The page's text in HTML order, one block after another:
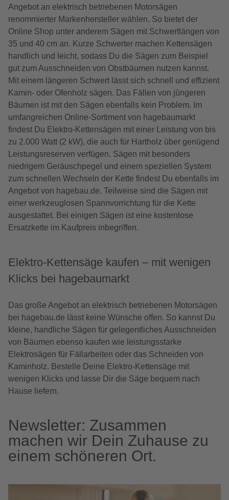
Angebot an elektrisch betriebenen Motorsägen
renommierter Markenhersteller wählen. So bietet der
Online Shop unter anderem Sägen mit Schwertlängen von
35 und 40 cm an. Kurze Schwerter machen Kettensägen
handlich und leicht, sodass Du die Sägen zum Beispiel
gut zum Ausschneiden von Obstbäumen nutzen kannst.
Mit einem längeren Schwert lässt sich schnell und effizient
Kamin- oder Ofenholz sägen. Das Fällen von jüngeren
Bäumen ist mit den Sägen ebenfalls kein Problem. Im
umfangreichen Online-Sortiment von hagebaumarkt
findest Du Elektro-Kettensägen mit einer Leistung von bis
zu 2.000 Watt (2 kW), die auch für Hartholz über genügend
Leistungsreserven verfügen. Sägen mit besonders
niedrigem Geräuschpegel und einem speziellen System
zum schnellen Wechseln der Kette findest Du ebenfalls im
Angebot von hagebau.de. Teilweise sind die Sägen mit
einer werkzeuglosen Spannvorrichtung für die Kette
ausgestattet. Bei einigen Sägen ist eine kostenlose
Ersatzkette im Kaufpreis inbegriffen.
Elektro-Kettensäge kaufen – mit wenigen
Klicks bei hagebaumarkt
Das große Angebot an elektrisch betriebenen Motorsägen
bei hagebau.de lässt keine Wünsche offen. So kannst Du
kleine, handliche Sägen für gelegentliches Ausschneiden
von Bäumen ebenso kaufen wie leistungsstarke
Elektrosägen für Fällarbeiten oder das Schneiden von
Kaminholz. Bestelle Deine Elektro-Kettensäge mit
wenigen Klicks und lasse Dir die Säge bequem nach
Hause liefern.
Newsletter: Zusammen
machen wir Dein Zuhause zu
einem schöneren Ort.